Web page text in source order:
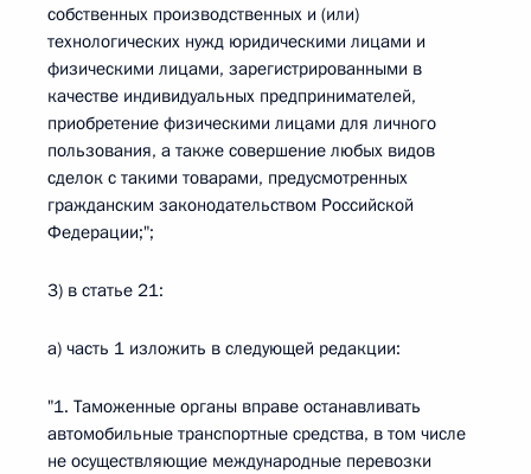
собственных производственных и (или)
технологических нужд юридическими лицами и
физическими лицами, зарегистрированными в
качестве индивидуальных предпринимателей,
приобретение физическими лицами для личного
пользования, а также совершение любых видов
сделок с такими товарами, предусмотренных
гражданским законодательством Российской
Федерации;";
3) в статье 21:
а) часть 1 изложить в следующей редакции:
"1. Таможенные органы вправе останавливать
автомобильные транспортные средства, в том числе
не осуществляющие международные перевозки